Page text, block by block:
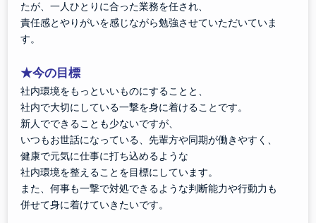
たが、一人ひとりに合った業務を任され、
責任感とやりがいを感じながら勉強させていただいていま
す。
★今の目標
社内環境をもっといいものにすることと、
社内で大切にしている一撃を身に着けることです。
新人でできることも少ないですが、
いつもお世話になっている、先輩方や同期が働きやすく、
健康で元気に仕事に打ち込めるような
社内環境を整えることを目標にしています。
また、何事も一撃で対処できるような判断能力や行動力も
併せて身に着けていきたいです。